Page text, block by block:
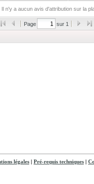
Il n'y a aucun avis d'attribution sur la
Page sur 1
légales Pré-requis techniques